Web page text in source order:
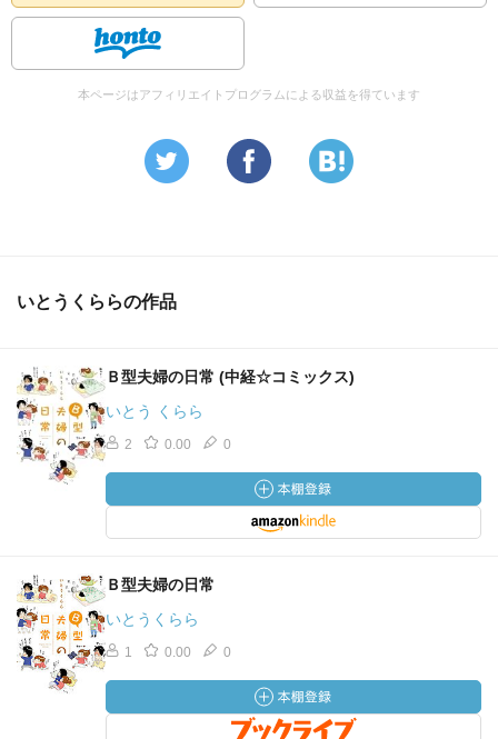
本ページはアフィリエイトプログラムによる収益を得ています
いとうくららの作品
Ｂ型夫婦の日常 (中経☆コミックス)
いとう くらら
2 0.00 0
Ｂ型夫婦の日常
いとうくらら
1 0.00 0